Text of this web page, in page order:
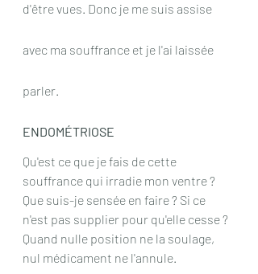
d'être vues. Donc je me suis assise
avec ma souffrance et je l'ai laissée
parler.
ENDOMÉTRIOSE
Qu'est ce que je fais de cette
souffrance qui irradie mon ventre ?
Que suis-je sensée en faire ? Si ce
n'est pas supplier pour qu'elle cesse ?
Quand nulle position ne la soulage,
nul médicament ne l'annule.